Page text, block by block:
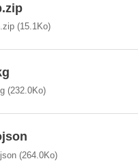
(15.1Ko)
(232.0Ko)
(264.0Ko)